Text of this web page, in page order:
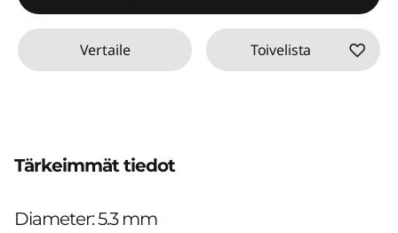
Vertaile Toivelista
Tärkeimmät tiedot
Diameter: 5.3 mm